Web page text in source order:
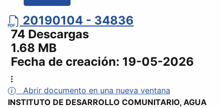
20190104 - 34836
74 Descargas
1.68 MB
Fecha de creación: 19-05-2026
Abrir documento en una nueva ventana
INSTITUTO DE DESARROLLO COMUNITARIO, AGUA